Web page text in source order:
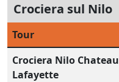
Crociera sul Nilo
Tour
Crociera Nilo Chateau
Lafayette